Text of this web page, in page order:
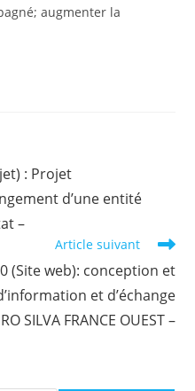
augmenter la
: Projet
d’une entité
–
Article suivant
(Site web): conception et
et d’échange
SILVA FRANCE OUEST –